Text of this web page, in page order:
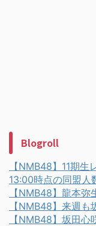
Blogroll
【NMB48】11期
13:00時点の同盟人
【NMB48】龍本
【NMB48】来週も
【NMB48】坂田